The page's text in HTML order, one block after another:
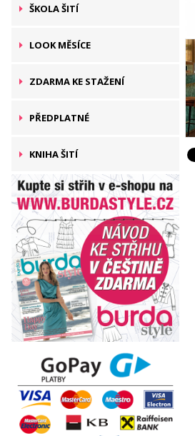
ŠKOLA ŠITÍ
LOOK MĚSÍCE
ZDARMA KE STAŽENÍ
PŘEDPLATNÉ
KNIHA ŠITÍ